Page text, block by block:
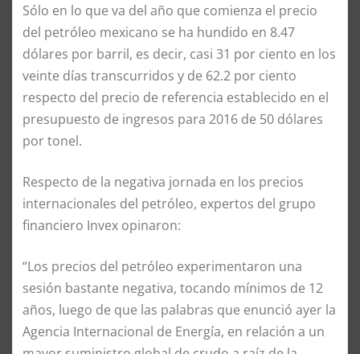
Sólo en lo que va del año que comienza el precio
del petróleo mexicano se ha hundido en 8.47
dólares por barril, es decir, casi 31 por ciento en los
veinte días transcurridos y de 62.2 por ciento
respecto del precio de referencia establecido en el
presupuesto de ingresos para 2016 de 50 dólares
por tonel.
Respecto de la negativa jornada en los precios
internacionales del petróleo, expertos del grupo
financiero Invex opinaron:
“Los precios del petróleo experimentaron una
sesión bastante negativa, tocando mínimos de 12
años, luego de que las palabras que enunció ayer la
Agencia Internacional de Energía, en relación a un